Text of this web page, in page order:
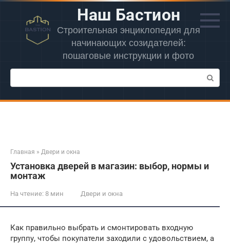
Перейти
контенту
Наш Бастион
Строительная энциклопедия для
начинающих созидателей:
пошаговые инструкции и фото
Поиск:
Главная » Двери и окна
Установка дверей в магазин: выбор, нормы и
монтаж
На чтение: 8 мин Двери и окна
Как правильно выбрать и смонтировать входную
группу, чтобы покупатели заходили с удовольствием, а